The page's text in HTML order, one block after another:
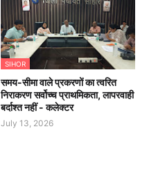
SIHOR
समय-सीमा वाले प्रकरणों का त्वरित
निराकरण सर्वोच्च प्राथमिकता, लापरवाही
बर्दाश्त नहीं - कलेक्टर
July 13, 2026